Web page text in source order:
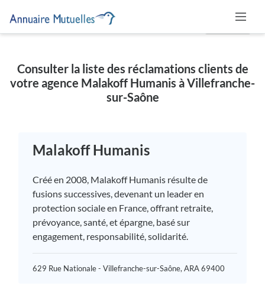
Consulter la liste des réclamations clients de
votre agence Malakoff Humanis à Villefranche-
sur-Saône
Malakoff Humanis
Créé en 2008, Malakoff Humanis résulte de
fusions successives, devenant un leader en
protection sociale en France, offrant retraite,
prévoyance, santé, et épargne, basé sur
engagement, responsabilité, solidarité.
629 Rue Nationale - Villefranche-sur-Saône, ARA 69400